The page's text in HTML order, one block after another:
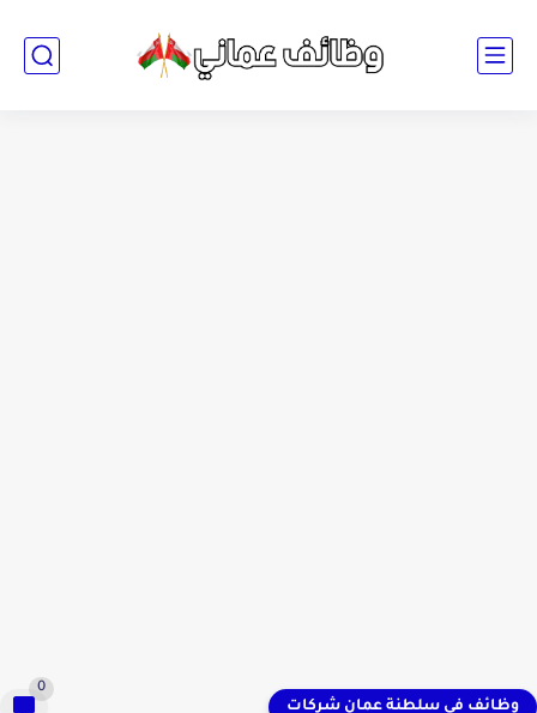
وظائف في سلطنة عمان شركات
0